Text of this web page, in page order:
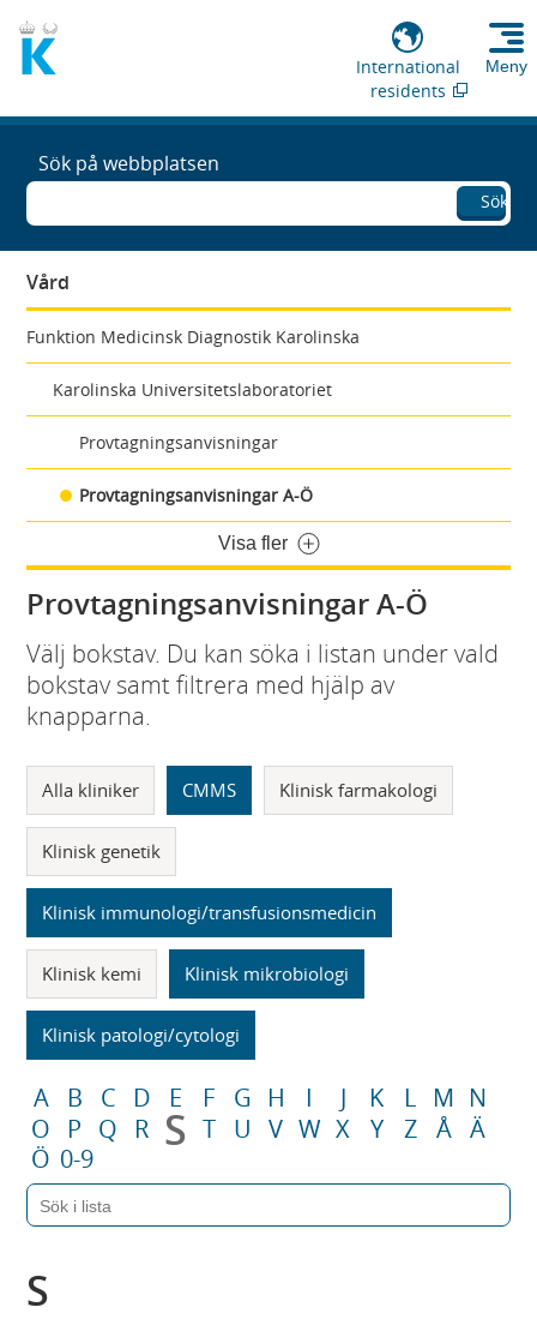
International
residents
Meny
Sök på webbplatsen
Sök
Vård
Funktion Medicinsk Diagnostik Karolinska
Karolinska Universitetslaboratoriet
Provtagningsanvisningar
Provtagningsanvisningar A-Ö
Visa fler
Provtagningsanvisningar A-Ö
Välj bokstav. Du kan söka i listan under vald
bokstav samt filtrera med hjälp av
knapparna.
Alla kliniker CMMS Klinisk farmakologi
Klinisk genetik
Klinisk immunologi/transfusionsmedicin
Klinisk kemi Klinisk mikrobiologi
Klinisk patologi/cytologi
A B C D E F G H I J K L M N
O
P Q R S T U V W X Y Z Å Ä
Ö 0-9
S